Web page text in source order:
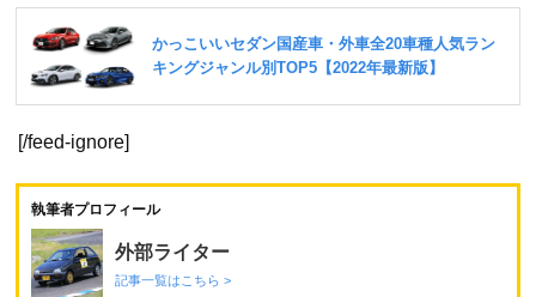
[/feed-ignore]
執筆者プロフィール
外部ライター
記事一覧はこちら >